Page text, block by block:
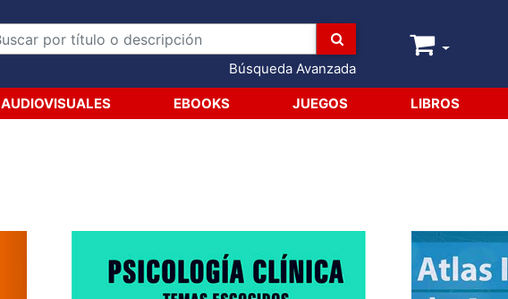
Búsqueda Avanzada
AUDIOVISUALES EBOOKS JUEGOS LIBROS